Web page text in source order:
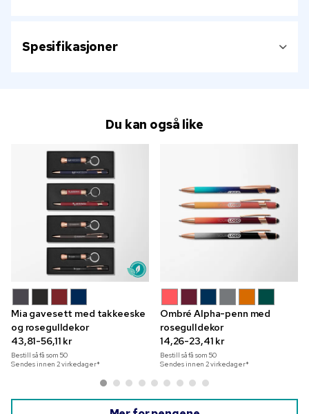
Spesifikasjoner
Du kan også like
Mia gavesett med takkeeske
og rosegulldekor
43,81-56,11 kr
Bestill så få som 50
Sendes innen 2 virkedager*
Ombré Alpha-penn med
rosegulldekor
14,26-23,41 kr
Bestill så få som 50
Sendes innen 2 virkedager*